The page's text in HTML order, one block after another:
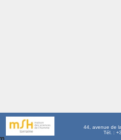
44, avenue de
Tél. :